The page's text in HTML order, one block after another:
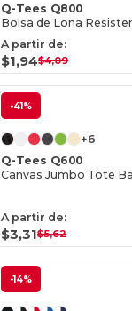
Q-Tees Q800
Bolsa de Lona
A partir de:
$1,94$4,09
-41%
+6
Q-Tees Q600
Canvas Jumbo Tote
A partir de:
$3,31$5,62
-14%